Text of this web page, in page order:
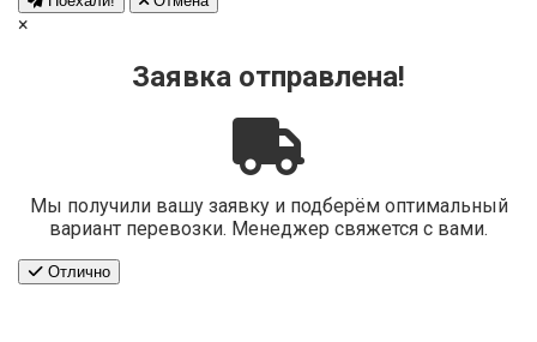
×
Заявка отправлена!
Мы получили вашу заявку и подберём оптимальный
вариант перевозки. Менеджер свяжется с вами.
Отлично